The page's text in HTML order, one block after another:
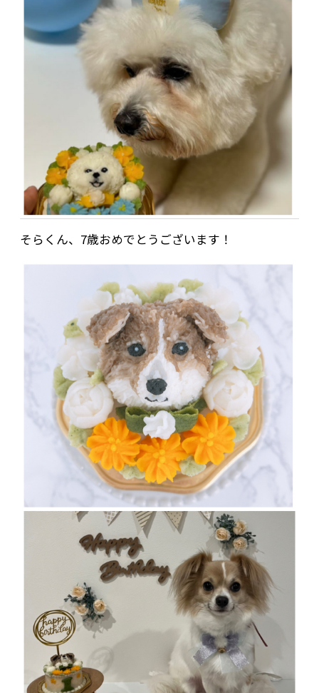
そらくん、7歳おめでとうございます！